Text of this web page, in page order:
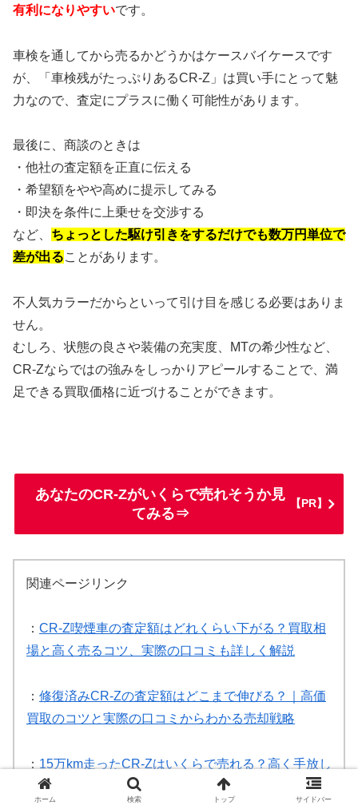
有利になりやすいです。
車検を通してから売るかどうかはケースバイケースです
が、「車検残がたっぷりあるCR-Z」は買い手にとって魅
力なので、査定にプラスに働く可能性があります。
最後に、商談のときは
・他社の査定額を正直に伝える
・希望額をやや高めに提示してみる
・即決を条件に上乗せを交渉する
など、 ちょっとした駆け引きをするだけでも数万円単位で
差が出ることがあります。
不人気カラーだからといって引け目を感じる必要はありま
せん。
むしろ、状態の良さや装備の充実度、MTの希少性など、
CR-Zならではの強みをしっかりアピールすることで、満
足できる買取価格に近づけることができます。
あなたのCR-Zがいくらで売れそうか見
てみる⇒
【PR】
関連ページリンク
： CR-Z喫煙車の査定額はどれくらい下がる？買取相
場と高く売るコツ、実際の口コミも詳しく解説
： 修復済みCR-Zの査定額はどこまで伸びる？｜高価
買取のコツと実際の口コミからわかる売却戦略
： 15万km走ったCR-Zはいくらで売れる？高く手放し
たい人向けのリアルな買取相場と口コミまとめ
ホーム 検索 トップ サイドバー